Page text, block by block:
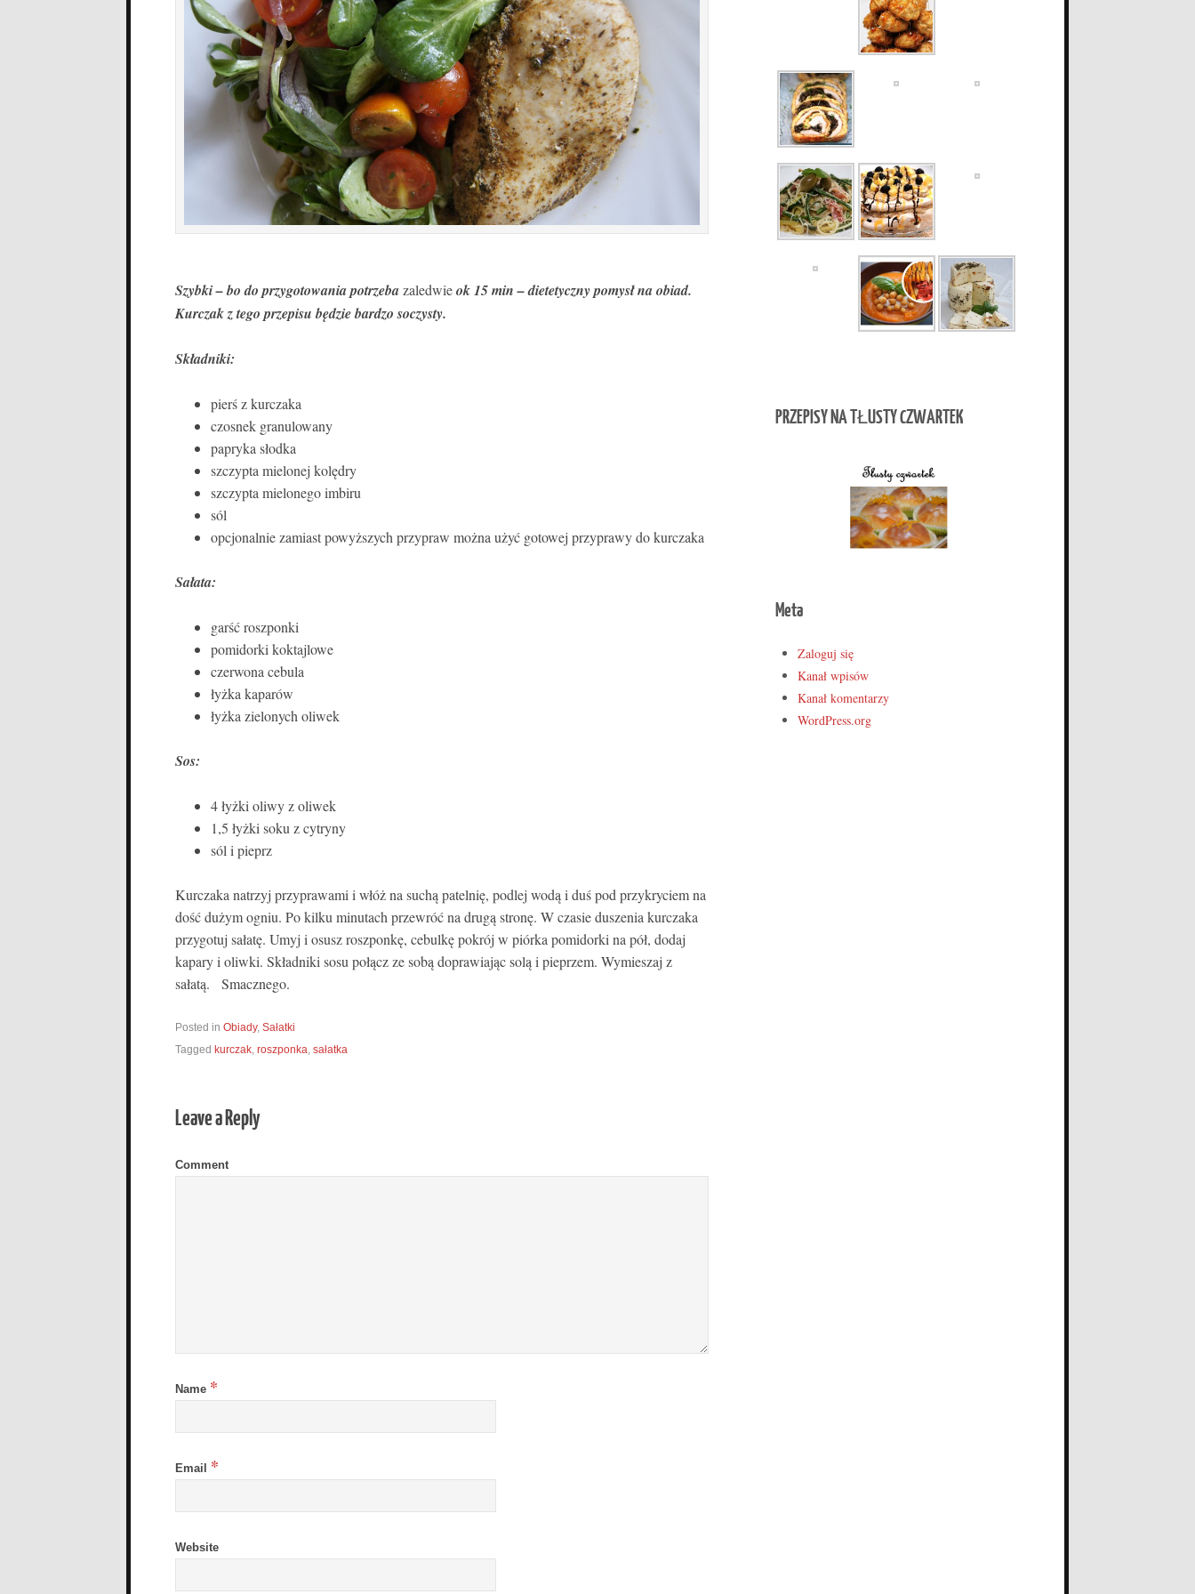
Szybki – bo do przygotowania potrzebazaledwieok 15 min – dietetyczny pomysł na obiad.
Kurczak z tego przepisu będzie bardzo soczysty.
Składniki:
pierś z kurczaka
czosnek granulowany
papryka słodka
szczypta mielonej kolędry
szczypta mielonego imbiru
sól
opcjonalnie zamiast powyższych przypraw można użyć gotowej przyprawy do kurczaka
Sałata:
garść roszponki
pomidorki koktajlowe
czerwona cebula
łyżka kaparów
łyżka zielonych oliwek
Sos:
4 łyżki oliwy z oliwek
1,5 łyżki soku z cytryny
sól i pieprz
Kurczaka natrzyj przyprawami i włóż na suchą patelnię, podlej wodą i duś pod przykryciem na
dość dużym ogniu. Po kilku minutach przewróć na drugą stronę. W czasie duszenia kurczaka
przygotuj sałatę. Umyj i osusz roszponkę, cebulkę pokrój w piórka pomidorki na pół, dodaj
kapary i oliwki. Składniki sosu połącz ze sobą doprawiając solą i pieprzem. Wymieszaj z
sałatą. Smacznego.
Posted in Obiady, Sałatki
Tagged kurczak roszponka sałatka
Leave a Reply
Comment
Name *
Email *
Website
PRZEPISY NA TŁUSTY CZWARTEK
Meta
Zaloguj się
Kanał wpisów
Kanał komentarzy
WordPress.org